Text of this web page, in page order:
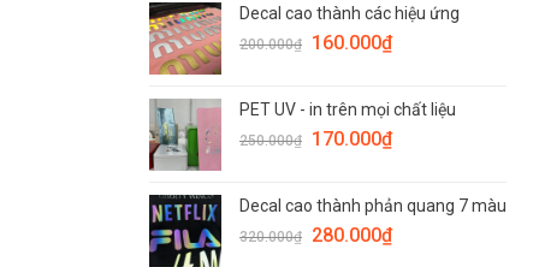
Decal cao thành các hiệu ứng
200.000₫ 160.000₫
PET UV - in trên mọi chất liệu
250.000₫ 170.000₫
Decal cao thành phản quang 7 màu
320.000₫ 280.000₫